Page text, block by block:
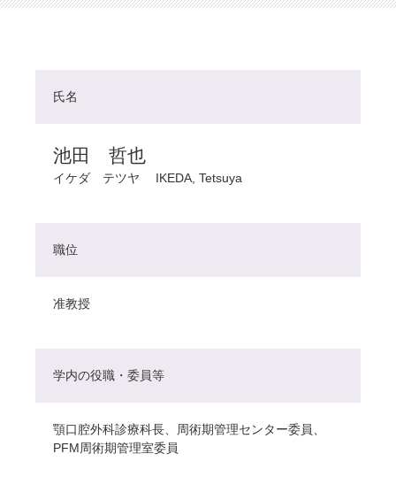
氏名
池田 哲也
イケダ テツヤ IKEDA, Tetsuya
職位
准教授
学内の役職・委員等
顎口腔外科診療科長、周術期管理センター委員、
PFM周術期管理室委員